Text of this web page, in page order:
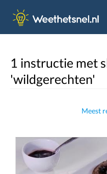
1 instructie met
'wildgerechten'
Meest